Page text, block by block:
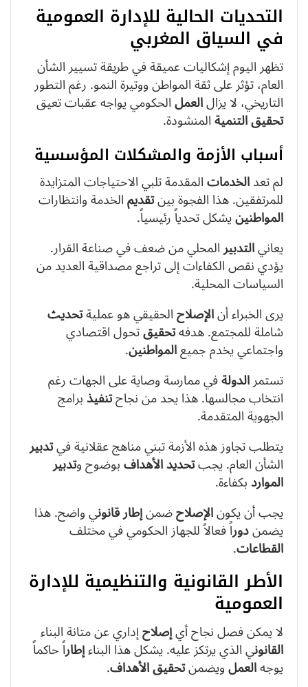
التحديات الحالية للإدارة العمومية
في السياق المغربي
تظهر اليوم إشكاليات عميقة في طريقة تسيير الشأن
العام، تؤثر على ثقة المواطن ووتيرة النمو. رغم التطور
التاريخي، لا يزالالعملالحكومي يواجه عقبات تعيق
تحقيقالتنميةالمنشودة.
أسباب الأزمة والمشكلات المؤسسية
لم تعدالخدماتالمقدمة تلبي الاحتياجات المتزايدة
للمرتفقين. هذا الفجوة بينتقديمالخدمة وانتظارات
المواطنينيشكل تحدياً رئيسياً.
يعانيالتدبيرالمحلي من ضعف في صناعة القرار.
يؤدي نقص الكفاءات إلى تراجع مصداقية العديد من
السياسات المحلية.
يرى الخبراء أنالإصلاحالحقيقي هو عمليةتحديث
شاملة للمجتمع. هدفهتحقيقتحول اقتصادي
واجتماعي يخدم جميعالمواطنين.
تستمرالدولةفي ممارسة وصاية على الجهات رغم
انتخاب مجالسها. هذا يحد من نجاحتنفيذبرامج
الجهوية المتقدمة.
يتطلب تجاوز هذه الأزمة تبني مناهج عقلانية فيتدبير
الشأن العام. يجبتحديدالأهدافبوضوح وتدبير
المواردبكفاءة.
يجب أن يكونالإصلاحضمنإطارقانوني واضح. هذا
يضمندوراً فعالاً للجهاز الحكومي في مختلف
القطاعات.
الأطر القانونية والتنظيمية للإدارة
العمومية
لا يمكن فصل نجاح أيإصلاحإداري عن متانة البناء
القانوني الذي يرتكز عليه. يشكل هذا البناءإطاراً حاكماً
يوجهالعملويضمنتحقيقالأهداف.